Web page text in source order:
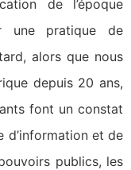
de l’époque
une pratique de
alors que nous
depuis 20 ans,
font un constat
d’information et de
publics, les